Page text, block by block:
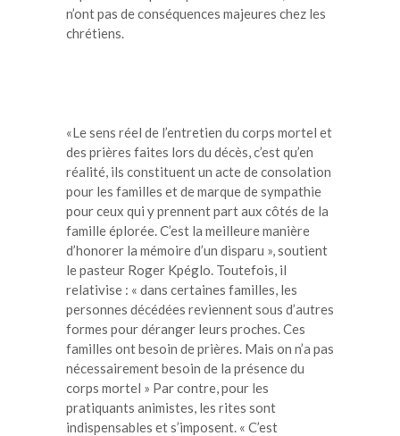
n’ont pas de conséquences majeures chez les
chrétiens.
«Le sens réel de l’entretien du corps mortel et
des prières faites lors du décès, c’est qu’en
réalité, ils constituent un acte de consolation
pour les familles et de marque de sympathie
pour ceux qui y prennent part aux côtés de la
famille éplorée. C’est la meilleure manière
d’honorer la mémoire d’un disparu », soutient
le pasteur Roger Kpéglo. Toutefois, il
relativise : « dans certaines familles, les
personnes décédées reviennent sous d’autres
formes pour déranger leurs proches. Ces
familles ont besoin de prières. Mais on n’a pas
nécessairement besoin de la présence du
corps mortel » Par contre, pour les
pratiquants animistes, les rites sont
indispensables et s’imposent. « C’est